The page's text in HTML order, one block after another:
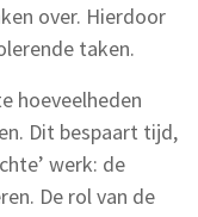
over. Hierdoor
taken.
hoeveelheden
Dit bespaart tijd,
werk: de
De rol van de